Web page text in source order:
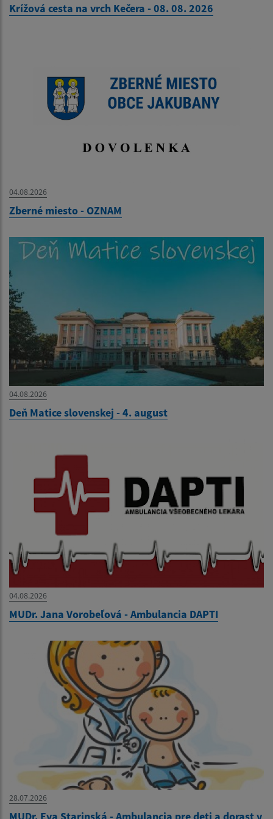
Krížová cesta na vrch Kečera - 08. 08. 2026
04.08.2026
Zberné miesto - OZNAM
04.08.2026
Deň Matice slovenskej - 4. august
04.08.2026
MUDr. Jana Vorobeľová - Ambulancia DAPTI
28.07.2026